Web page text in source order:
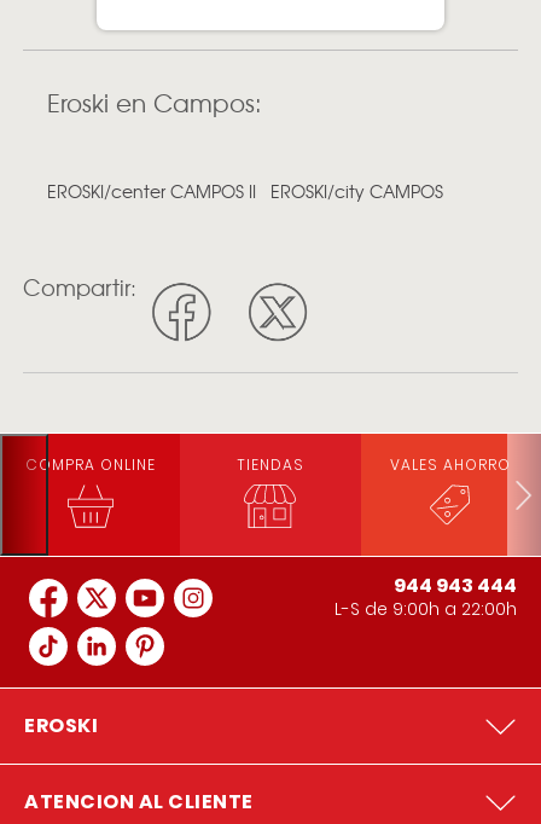
Eroski en Campos:
EROSKI/center CAMPOS II EROSKI/city CAMPOS
Compartir:
COMPRA ONLINE TIENDAS VALES AHORRO
944 943 444
L-S de 9:00h a 22:00h
EROSKI
ATENCION AL CLIENTE